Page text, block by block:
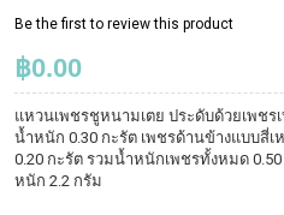
Be the first to review this product
฿0.00
แหวนเพชรชูหนามเตย ประดับด้วยเพชร
น้ำหนัก 0.30 กะรัต เพชรด้านข้างแบบสี่
0.20 กะรัต รวมน้ำหนักเพชรทั้งหมด
หนัก 2.2 กรัม